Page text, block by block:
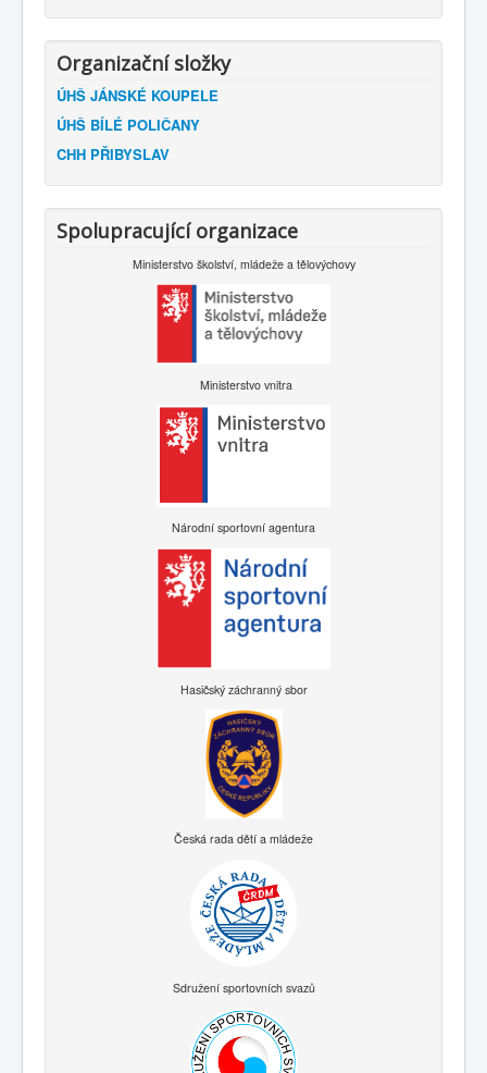
Organizační složky
ÚHŠ JÁNSKÉ KOUPELE
ÚHŠ BÍLÉ POLIČANY
CHH PŘIBYSLAV
Spolupracující organizace
Ministerstvo školství, mládeže a tělovýchovy
Ministerstvo vnitra
Národní sportovní agentura
Hasičský záchranný sbor
Česká rada dětí a mládeže
Sdružení sportovních svazů